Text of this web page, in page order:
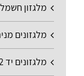
מלגזון
מלגזונים
מלגזונים יד 2